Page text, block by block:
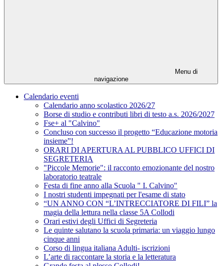
Menu di
navigazione
Calendario eventi
Calendario anno scolastico 2026/27
Borse di studio e contributi libri di testo a.s. 2026/2027
Fse+ al "Calvino"
Concluso con successo il progetto “Educazione motoria
insieme”!
ORARI DI APERTURA AL PUBBLICO UFFICI DI
SEGRETERIA
"Piccole Memorie": il racconto emozionante del nostro
laboratorio teatrale
Festa di fine anno alla Scuola " I. Calvino"
I nostri studenti impegnati per l'esame di stato
“UN ANNO CON “L’INTRECCIATORE DI FILI” la
magia della lettura nella classe 5A Collodi
Orari estivi degli Uffici di Segreteria
Le quinte salutano la scuola primaria: un viaggio lungo
cinque anni
Corso di lingua italiana Adulti- iscrizioni
L’arte di raccontare la storia e la letteratura